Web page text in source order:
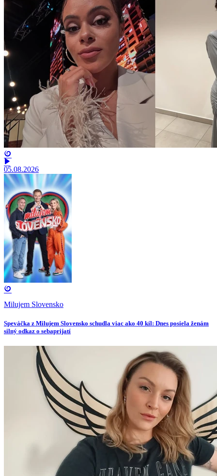
05.08.2026
Milujem Slovensko
Speváčka z Milujem Slovensko schudla viac ako 40 kíl: Dnes posiela ženám
silný odkaz o sebaprijatí